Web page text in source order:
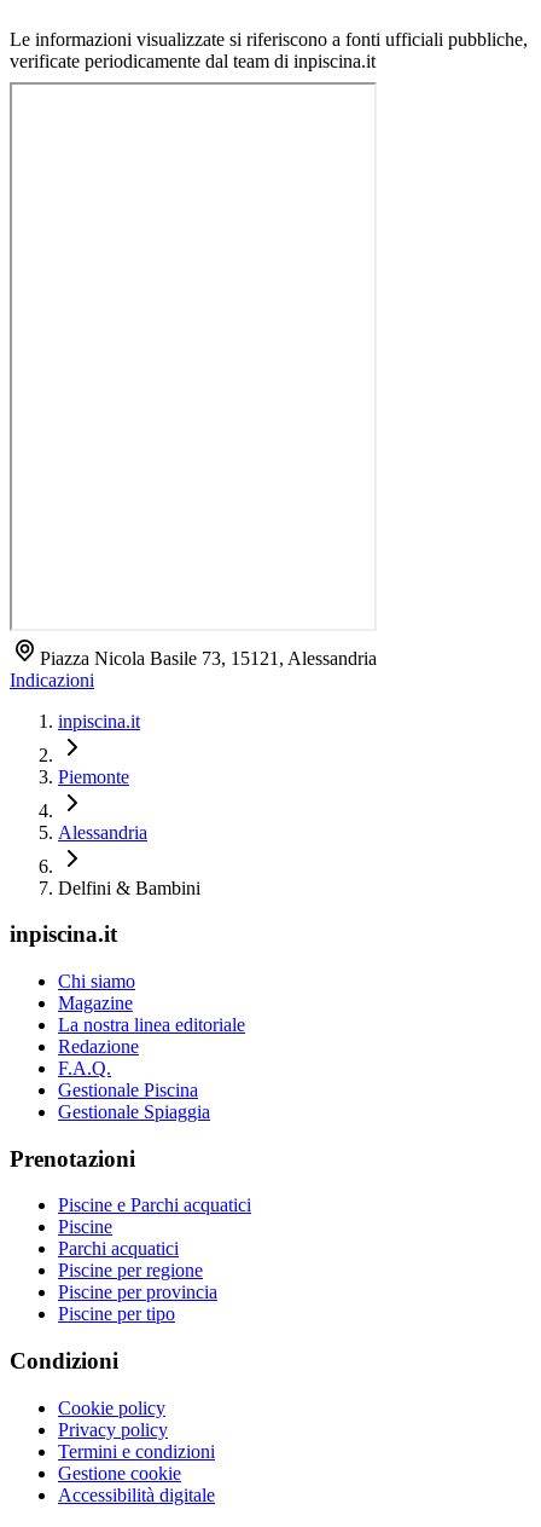
Le informazioni visualizzate si riferiscono a fonti ufficiali pubbliche,
verificate periodicamente dal team di inpiscina.it
Piazza Nicola Basile 73, 15121, Alessandria
Indicazioni
inpiscina.it
Piemonte
Alessandria
Delfini & Bambini
inpiscina.it
Chi siamo
Magazine
La nostra linea editoriale
Redazione
F.A.Q.
Gestionale Piscina
Gestionale Spiaggia
Prenotazioni
Piscine e Parchi acquatici
Piscine
Parchi acquatici
Piscine per regione
Piscine per provincia
Piscine per tipo
Condizioni
Cookie policy
Privacy policy
Termini e condizioni
Gestione cookie
Accessibilità digitale